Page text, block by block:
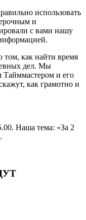
использовать
и
с вами нашу
как найти время
дел. Мы
и его
как грамотно и
Наша тема: «За 2